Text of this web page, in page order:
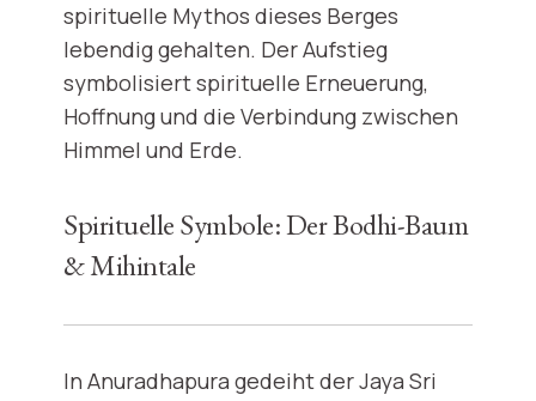
spirituelle Mythos dieses Berges
lebendig gehalten. Der Aufstieg
symbolisiert spirituelle Erneuerung,
Hoffnung und die Verbindung zwischen
Himmel und Erde.
Spirituelle Symbole: Der Bodhi-Baum
& Mihintale
In Anuradhapura gedeiht der Jaya Sri